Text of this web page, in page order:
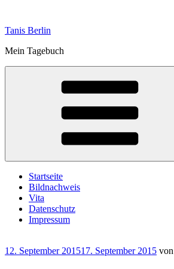
springen
Tanis Berlin
Mein Tagebuch
Startseite
Bildnachweis
Vita
Datenschutz
Impressum
Veröffentlicht
12. September 201517. September 2015 von